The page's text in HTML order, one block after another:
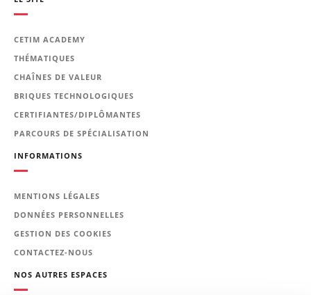
Rappel des notions fondamentales
objectifs de l'analyse des bruits
et des vibrations ;
traitement du signal en
mécanique ;
pédagogiques multimédias utilisés.
Séries de Fourier, Transformée de
Fourier continue (TFC) :
illustration sur logiciel
CETIM ACADEMY
THÉMATIQUES
CHAÎNES DE VALEUR
BRIQUES TECHNOLOGIQUES
CERTIFIANTES/DIPLÔMANTES
PARCOURS DE SPÉCIALISATION
INFORMATIONS
MENTIONS LÉGALES
DONNÉES PERSONNELLES
GESTION DES COOKIES
CONTACTEZ-NOUS
NOS AUTRES ESPACES